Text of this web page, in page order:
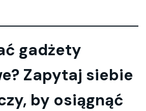
gadżety
Zapytaj siebie
by osiągnąć